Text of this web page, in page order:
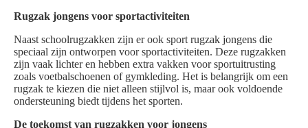
Rugzak jongens voor sportactiviteiten
Naast schoolrugzakken zijn er ook sport rugzak jongens die
speciaal zijn ontworpen voor sportactiviteiten. Deze rugzakken
zijn vaak lichter en hebben extra vakken voor sportuitrusting
zoals voetbalschoenen of gymkleding. Het is belangrijk om een
rugzak te kiezen die niet alleen stijlvol is, maar ook voldoende
ondersteuning biedt tijdens het sporten.
De toekomst van rugzakken voor jongens